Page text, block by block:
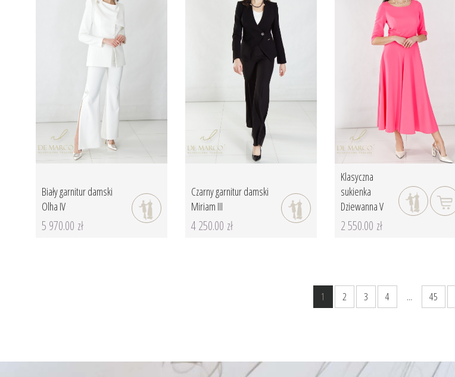
Biały garnitur damski
Olha IV
5 970.00 zł
Czarny garnitur damski
Miriam III
4 250.00 zł
Klasyczna
sukienka
Dziewanna V
2 550.00 zł
1 2 3 4 ... 45